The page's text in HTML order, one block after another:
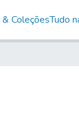
ColeçõesTudo